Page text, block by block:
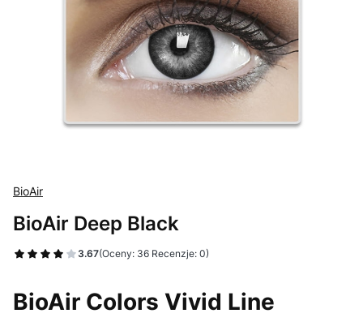
BioAir
BioAir Deep Black
3.67(Oceny: 36 Recenzje: 0)
BioAir Colors Vivid Line